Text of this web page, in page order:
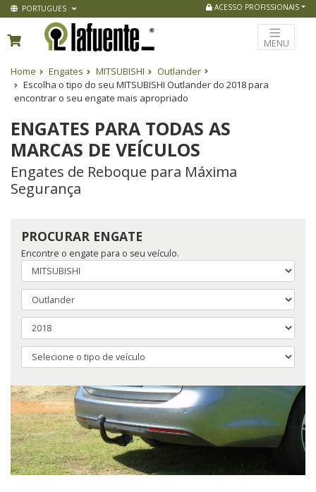
PORTUGUES ACESSO PROFISSIONAIS
MENU
Home Engates MITSUBISHI
Outlander
Escolha o tipo do seu MITSUBISHI Outlander do 2018 para
encontrar o seu engate mais apropriado
ENGATES PARA TODAS AS
MARCAS DE VEÍCULOS
Engates de Reboque para Máxima
Segurança
PROCURAR ENGATE
Encontre o engate para o seu veículo.